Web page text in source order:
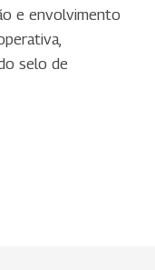
e envolvimento
selo de